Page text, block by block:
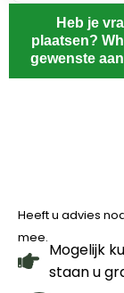
Heb je
plaatsen?
gewenste
Heeft u advies
mee.
Mogelijk
staan u